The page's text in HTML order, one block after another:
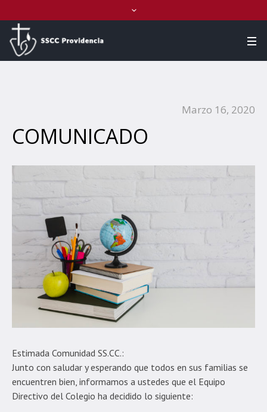
Marzo 16, 2020
COMUNICADO
Estimada Comunidad SS.CC.:
Junto con saludar y esperando que todos en sus familias se
encuentren bien, informamos a ustedes que el Equipo
Directivo del Colegio ha decidido lo siguiente: